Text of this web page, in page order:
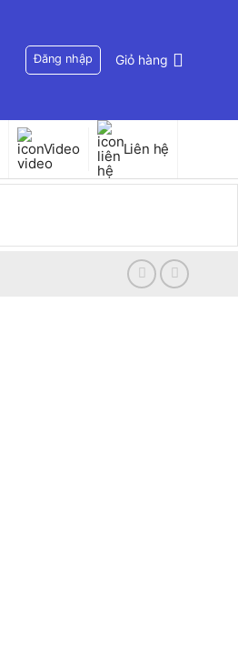
Đăng nhập Giỏ hàng
Video Liên hệ